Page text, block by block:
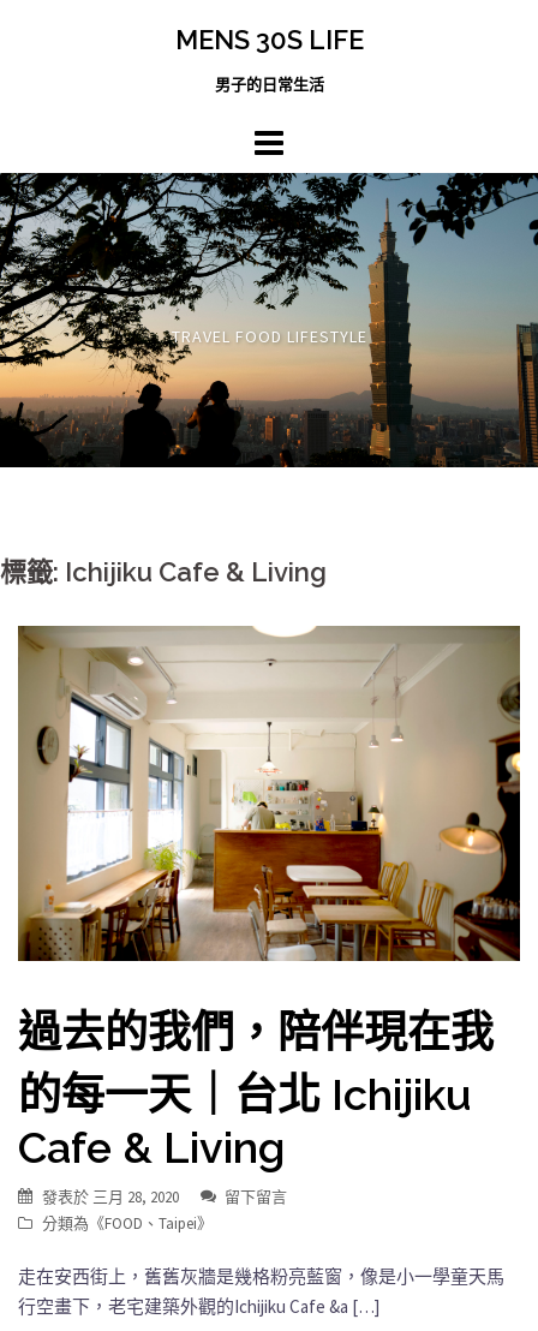
MENS 30S LIFE
男子的日常生活
TRAVEL FOOD LIFESTYLE
標籤: Ichijiku Cafe & Living
過去的我們，陪伴現在我
的每一天｜台北 Ichijiku
Cafe & Living
發表於 三月 28, 2020
留下留言
分類為《FOOD 、 Taipei》
走在安西街上，舊舊灰牆是幾格粉亮藍窗，像是小一學童天馬
行空畫下，老宅建築外觀的Ichijiku Cafe &a […]